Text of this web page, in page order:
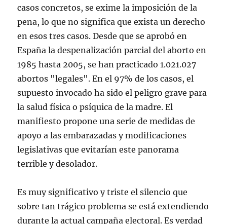
casos concretos, se exime la imposición de la
pena, lo que no significa que exista un derecho
en esos tres casos. Desde que se aprobó en
España la despenalización parcial del aborto en
1985 hasta 2005, se han practicado 1.021.027
abortos "legales". En el 97% de los casos, el
supuesto invocado ha sido el peligro grave para
la salud física o psíquica de la madre. El
manifiesto propone una serie de medidas de
apoyo a las embarazadas y modificaciones
legislativas que evitarían este panorama
terrible y desolador.
Es muy significativo y triste el silencio que
sobre tan trágico problema se está extendiendo
durante la actual campaña electoral. Es verdad